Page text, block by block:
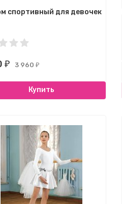
спортивный для девочек
₽ 3 960 ₽
Купить